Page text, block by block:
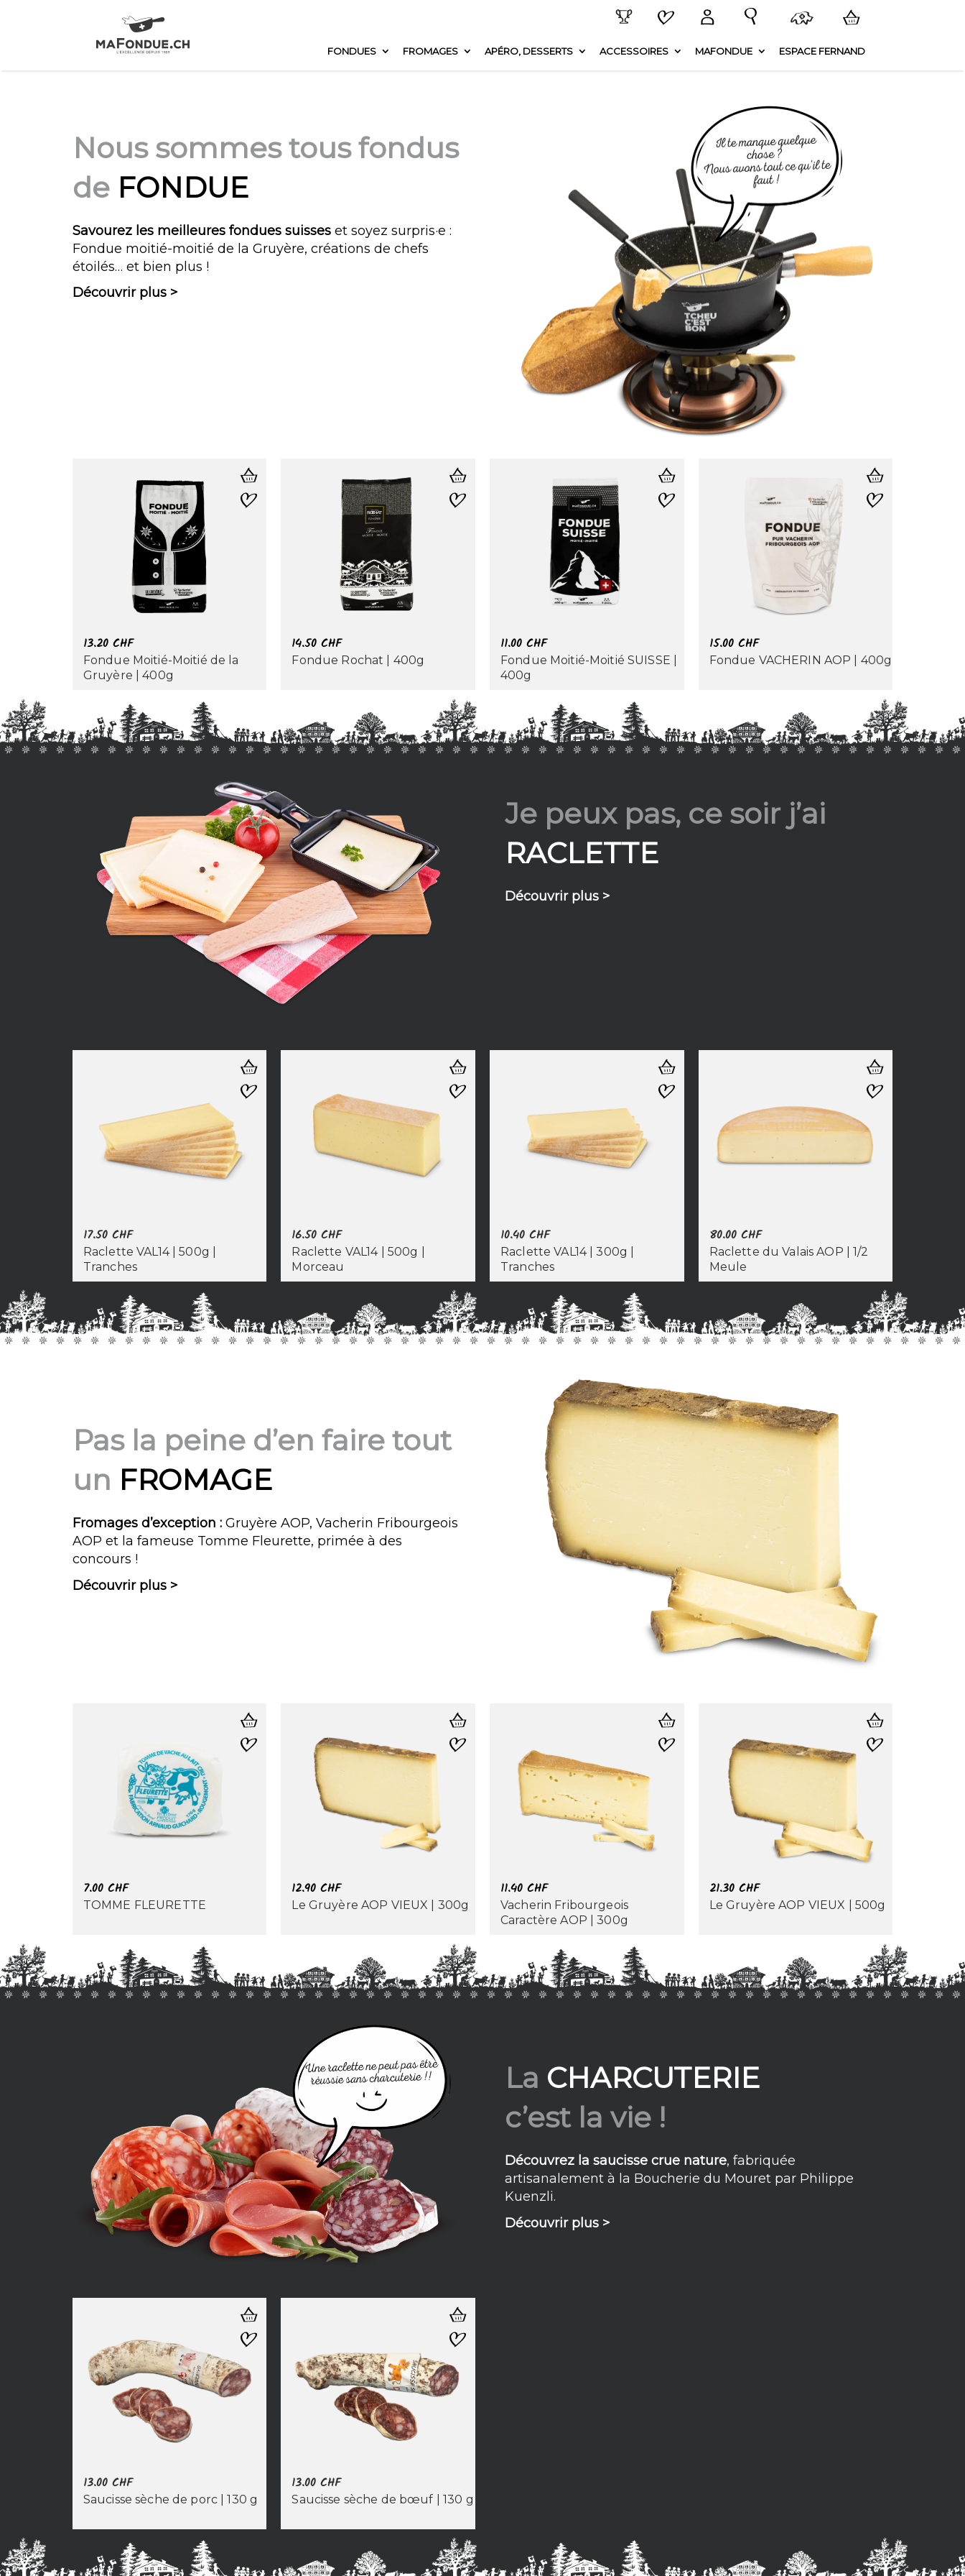
FONDUES FROMAGES APÉRO, DESSERTS ACCESSOIRES MAFONDUE ESPACE FERNAND
Nous sommes tous fondus
de FONDUE
Savourez les meilleures fondues suisseset soyez surpris·e :
Fondue moitié-moitié de la Gruyère, créations de chefs
étoilés… et bien plus !
Découvrir plus >
13.20 CHF
Fondue Moitié-Moitié de la
Gruyère | 400g
14.50CHF
Fondue Rochat | 400g
11.00 CHF
Fondue Moitié-Moitié SUISSE |
400g
15.00 CHF
Fondue VACHERIN AOP | 400g
Je peux pas, ce soir j’ai
RACLETTE
Découvrir plus >
17.50 CHF
Raclette VAL14 | 500g |
Tranches
16.50CHF
Raclette VAL14 | 500g |
Morceau
10.40 CHF
Raclette VAL14 | 300g |
Tranches
80.00 CHF
Raclette du Valais AOP | 1/2
Meule
Pas la peine d’en faire tout
un FROMAGE
Fromages d’exception :Gruyère AOP, Vacherin Fribourgeois
AOP et la fameuse Tomme Fleurette, primée à des
concours !
Découvrir plus >
7.00 CHF
TOMME FLEURETTE
12.90CHF
Le Gruyère AOP VIEUX | 300g
11.40 CHF
Vacherin Fribourgeois
Caractère AOP | 300g
21.30 CHF
Le Gruyère AOP VIEUX | 500g
La CHARCUTERIE
c’est la vie !
Découvrez la saucisse crue nature, fabriquée
artisanalement à la Boucherie du Mouret par Philippe
Kuenzli.
Découvrir plus >
13.00 CHF
Saucisse sèche de porc | 130 g
13.00CHF
Saucisse sèche de bœuf | 130 g